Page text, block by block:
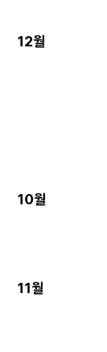
12월
10월
11월